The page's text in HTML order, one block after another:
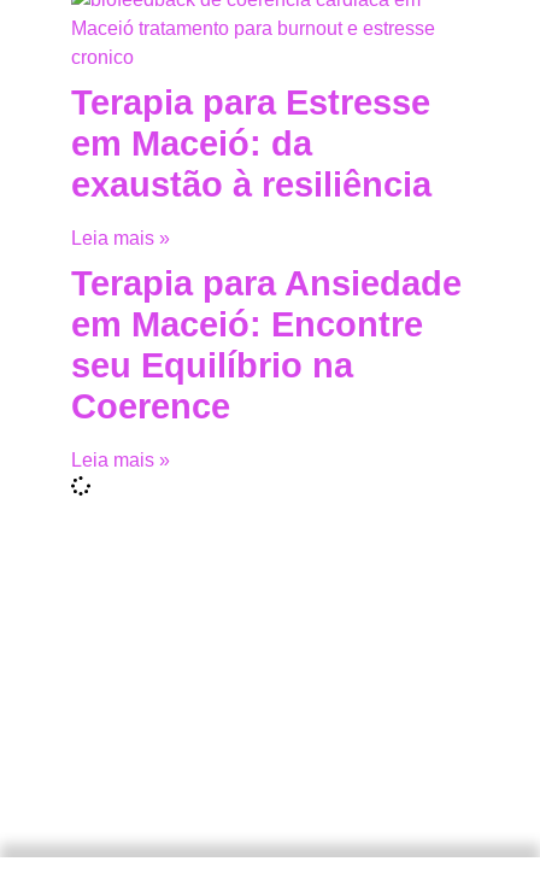
Terapia para Estresse
em Maceió: da
exaustão à resiliência
Leia mais »
Terapia para Ansiedade
em Maceió: Encontre
seu Equilíbrio na
Coerence
Leia mais »